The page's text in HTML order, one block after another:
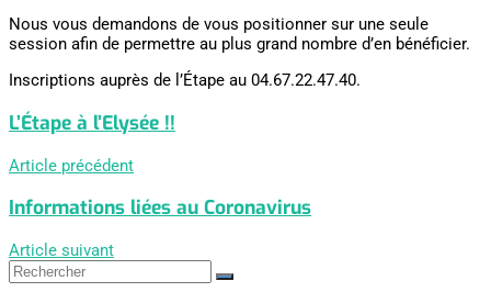
Nous vous demandons de vous positionner sur une seule
session afin de permettre au plus grand nombre d’en bénéficier.
Inscriptions auprès de l’Étape au 04.67.22.47.40.
L’Étape à l’Elysée !!
Article précédent
Informations liées au Coronavirus
Article suivant